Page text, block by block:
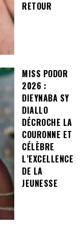
RETOUR
MISS PODOR
2026 :
DIEYNABA SY
DIALLO
DÉCROCHE LA
COURONNE ET
CÉLÈBRE
L’EXCELLENCE
DE LA
JEUNESSE